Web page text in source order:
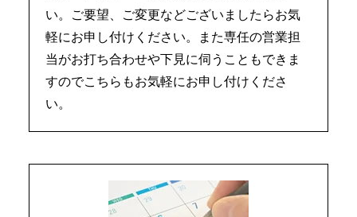
い。ご要望、ご変更などございましたらお気
軽にお申し付けください。また専任の営業担
当がお打ち合わせや下見に伺うこともできま
すのでこちらもお気軽にお申し付けくださ
い。